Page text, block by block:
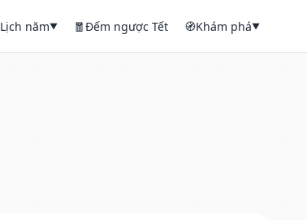
Lịch năm▼ 🧧Đếm ngược Tết 🧭Khám phá▼